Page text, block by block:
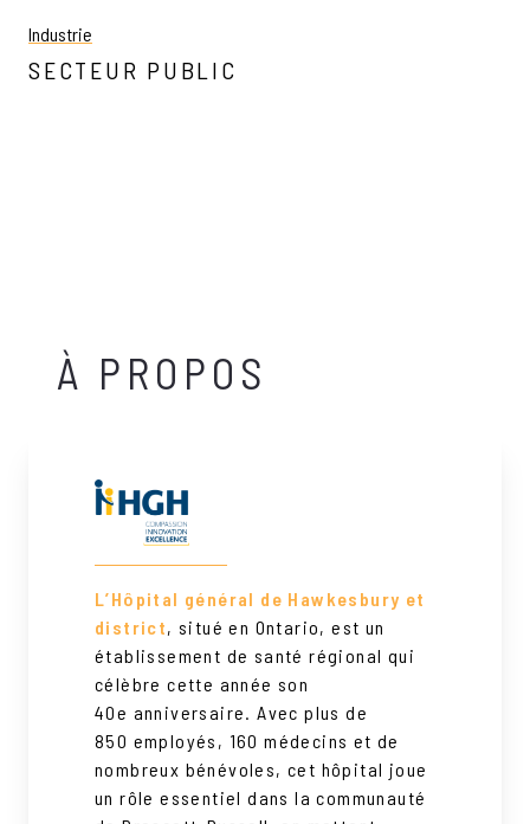
Industrie
SECTEUR PUBLIC
À PROPOS
L’Hôpital général de Hawkesbury et
district, situé en Ontario, est un
établissement de santé régional qui
célèbre cette année son
40e anniversaire. Avec plus de
850 employés, 160 médecins et de
nombreux bénévoles, cet hôpital joue
un rôle essentiel dans la communauté